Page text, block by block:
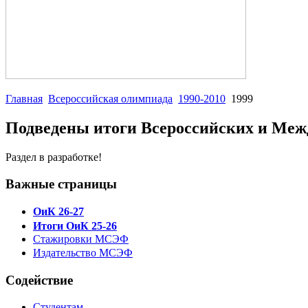
Главная Всероссийская олимпиада 1990-2010 1999
Подведены итоги Всероссийских и
Раздел в разработке!
Важные страницы
ОиК 26-27
Итоги ОиК 25-26
Стажировки МСЭФ
Издательство МСЭФ
Содействие